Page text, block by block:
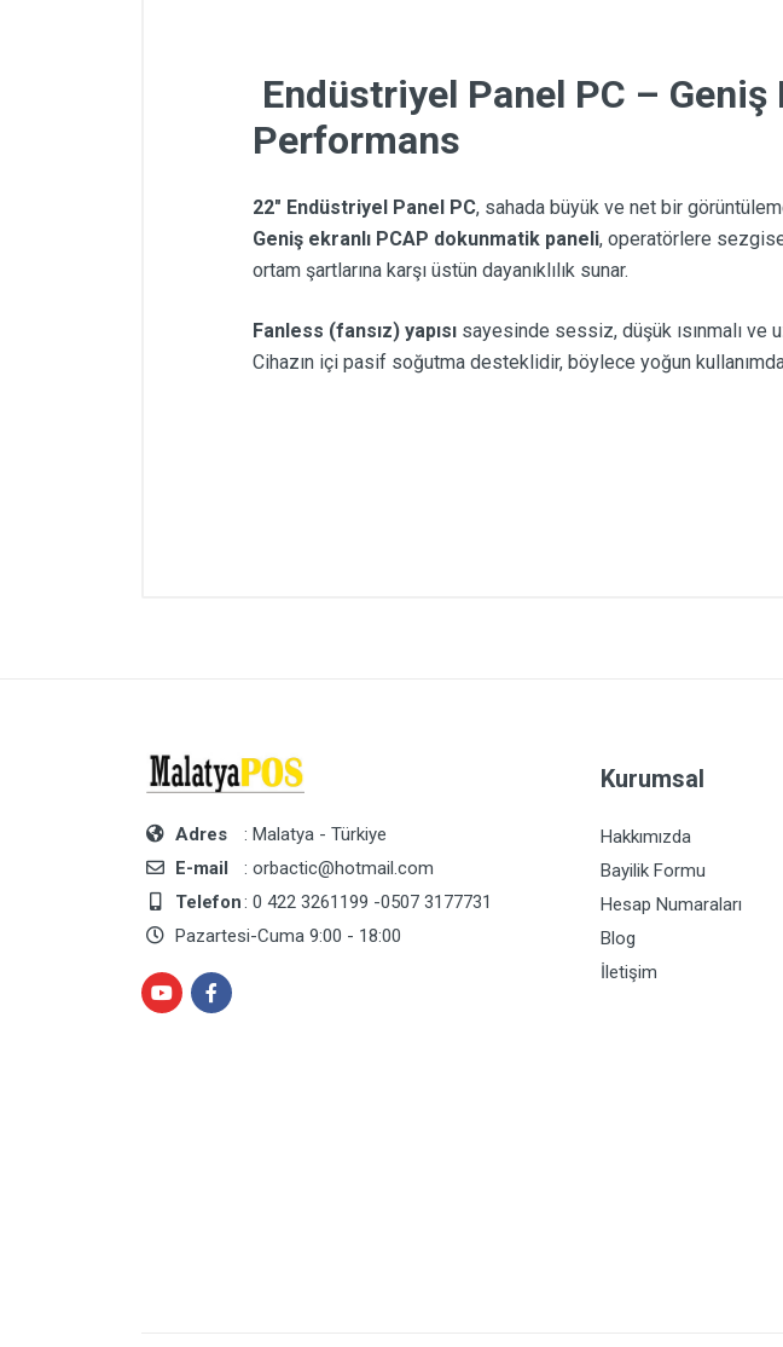
Endüstriyel Panel PC –
Performans
22" Endüstriyel Panel PC, sahada büyük ve net bir
Geniş ekranlı PCAP dokunmatik paneli, operatörlere
ortam şartlarına karşı üstün dayanıklılık sunar.
Fanless (fansız) yapısı sayesinde sessiz, düşük ısınmalı ve
Cihazın içi pasif soğutma desteklidir, böylece yoğun
Adres
: Malatya - Türkiye
E-mail
: orbactic@hotmail.com
Telefon: 0 422 3261199 -0507 3177731
Pazartesi-Cuma 9:00 - 18:00
Kurumsal
Hakkımızda
Bayilik Formu
Hesap Numaraları
Blog
İletişim